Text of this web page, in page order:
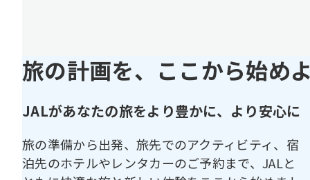
旅の計画を、ここから始め
JALがあなたの旅をより豊かに、より安心に
旅の準備から出発、旅先でのアクティビティ、宿
泊先のホテルやレンタカーのご予約まで、JALと